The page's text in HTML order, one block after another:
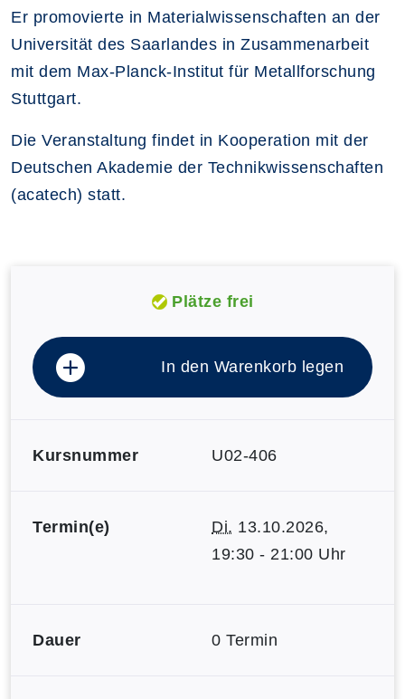
Er promovierte in Materialwissenschaften an der
Universität des Saarlandes in Zusammenarbeit
mit dem Max-Planck-Institut für Metallforschung
Stuttgart.
Die Veranstaltung findet in Kooperation mit der
Deutschen Akademie der Technikwissenschaften
(acatech) statt.
Plätze frei
In den Warenkorb legen
Kursnummer U02-406
Termin(e) Di. 13.10.2026,
19:30 - 21:00 Uhr
Dauer 0 Termin